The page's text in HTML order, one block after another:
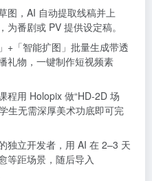
图，AI 自动提取线稿并上
番剧或 PV 提供设定稿。
+「智能扩图」批量生成带透
礼物，一键制作短视频素
程用 Holopix 做“HD-2D 场
生无需深厚美术功底即可完
独立开发者，用 AI 在 2–3 天
等距场景，随后导入